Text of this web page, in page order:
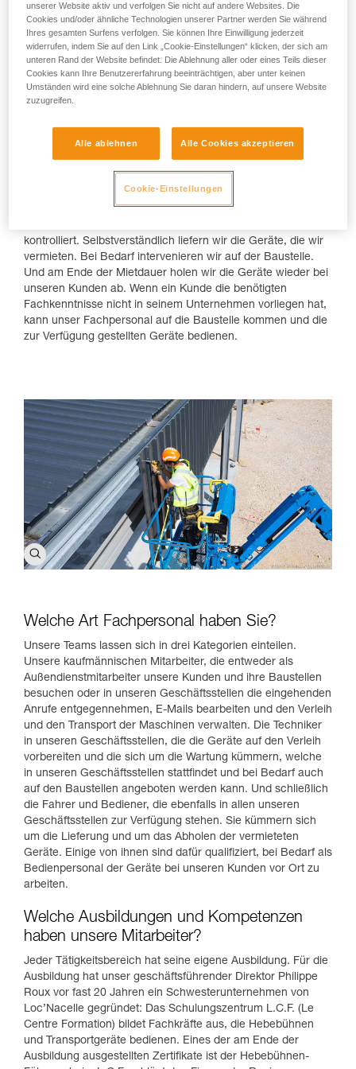
Seit wann gibt es die Firma? Wie viele
Mitarbeiter hat die Firma?
Loc’Nacelle existiert seit 1988. Die Firma hat heute 60
Mitarbeiter mit verschiedenen Funktionen und sechs
Geschäftsstellen in Frankreich.
Loc’Nacelle vermietet verschiedene Modelle von
Hebebühnen, Teleskopladern und Minikranen. Am Anfang
einer Zusammenarbeit steht selbstverständlich vor dem
Einsatz auf der Baustelle die Beratung unserer Kunden, um
die passende Arbeitsbühne auszuwählen. Vor jedem Verleih
kontrolliert. Selbstverständlich liefern wir die Geräte, die wir
vermieten. Bei Bedarf intervenieren wir auf der Baustelle.
Und am Ende der Mietdauer holen wir die Geräte wieder bei
unseren Kunden ab. Wenn ein Kunde die benötigten
Fachkenntnisse nicht in seinem Unternehmen vorliegen hat,
kann unser Fachpersonal auf die Baustelle kommen und die
zur Verfügung gestellten Geräte bedienen.
Welche Art Fachpersonal haben Sie?
Unsere Teams lassen sich in drei Kategorien einteilen.
Unsere kaufmännischen Mitarbeiter, die entweder als
Außendienstmitarbeiter unsere Kunden und ihre Baustellen
besuchen oder in unseren Geschäftsstellen die eingehenden
Anrufe entgegennehmen, E-Mails bearbeiten und den Verleih
und den Transport der Maschinen verwalten. Die Techniker
in unseren Geschäftsstellen, die die Geräte auf den Verleih
vorbereiten und die sich um die Wartung kümmern, welche
in unseren Geschäftsstellen stattfindet und bei Bedarf auch
auf den Baustellen angeboten werden kann. Und schließlich
die Fahrer und Bediener, die ebenfalls in allen unseren
Geschäftsstellen zur Verfügung stehen. Sie kümmern sich
um die Lieferung und um das Abholen der vermieteten
Geräte. Einige von ihnen sind dafür qualifiziert, bei Bedarf als
Bedienpersonal der Geräte bei unseren Kunden vor Ort zu
arbeiten.
Welche Ausbildungen und Kompetenzen
haben unsere Mitarbeiter?
Jeder Tätigkeitsbereich hat seine eigene Ausbildung. Für die
Ausbildung hat unser geschäftsführender Direktor Philippe
Roux vor fast 20 Jahren ein Schwesterunternehmen von
Loc’Nacelle gegründet: Das Schulungszentrum L.C.F. (Le
Centre Formation) bildet Fachkräfte aus, die Hebebühnen
und Transportgeräte bedienen. Eines der am Ende der
Ausbildung ausgestellten Zertifikate ist der Hebebühnen-
unserer Website aktiv und verfolgen Sie nicht auf andere Websites. Die
Cookies und/oder ähnliche Technologien unserer Partner werden Sie während
Ihres gesamten Surfens verfolgen. Sie können Ihre Einwilligung jederzeit
widerrufen, indem Sie auf den Link „Cookie-Einstellungen“ klicken, der sich am
unteren Rand der Website befindet. Die Ablehnung aller oder eines Teils dieser
Cookies kann Ihre Benutzererfahrung beeinträchtigen, aber unter keinen
Umständen wird eine solche Ablehnung Sie daran hindern, auf unsere Website
zuzugreifen.
Alle ablehnen Alle Cookies akzeptieren
Cookie-Einstellungen